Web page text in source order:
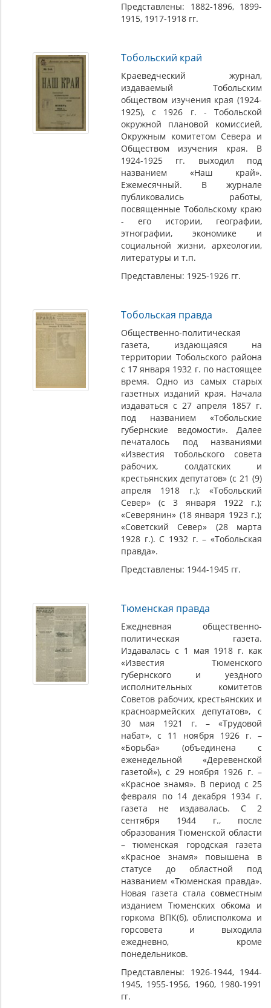
Представлены: 1882-1896, 1899-
1915, 1917-1918 гг.
Тобольский край
Краеведческий журнал,
издаваемый Тобольским
обществом изучения края (1924-
1925), с 1926 г. - Тобольской
окружной плановой комиссией,
Окружным комитетом Севера и
Обществом изучения края. В
1924-1925 гг. выходил под
названием «Наш край».
Ежемесячный. В журнале
публиковались работы,
посвященные Тобольскому краю
- его истории, географии,
этнографии, экономике и
социальной жизни, археологии,
литературы и т.п.
Представлены: 1925-1926 гг.
Тобольская правда
Общественно-политическая
газета, издающаяся на
территории Тобольского района
с 17 января 1932 г. по настоящее
время. Одно из самых старых
газетных изданий края. Начала
издаваться с 27 апреля 1857 г.
под названием «Тобольские
губернские ведомости». Далее
печаталось под названиями
«Известия тобольского совета
рабочих, солдатских и
крестьянских депутатов» (с 21 (9)
апреля 1918 г.); «Тобольский
Север» (с 3 января 1922 г.);
«Северянин» (18 января 1923 г.);
«Советский Север» (28 марта
1928 г.). С 1932 г. – «Тобольская
правда».
Представлены: 1944-1945 гг.
Тюменская правда
Ежедневная общественно-
политическая газета.
Издавалась с 1 мая 1918 г. как
«Известия Тюменского
губернского и уездного
исполнительных комитетов
Советов рабочих, крестьянских и
красноармейских депутатов», с
30 мая 1921 г. – «Трудовой
набат», с 11 ноября 1926 г. –
«Борьба» (объединена с
еженедельной «Деревенской
газетой»), с 29 ноября 1926 г. –
«Красное знамя». В период с 25
февраля по 14 декабря 1934 г.
газета не издавалась. С 2
сентября 1944 г., после
образования Тюменской области
– тюменская городская газета
«Красное знамя» повышена в
статусе до областной под
названием «Тюменская правда».
Новая газета стала совместным
изданием Тюменских обкома и
горкома ВПК(б), облисполкома и
горсовета и выходила
ежедневно, кроме
понедельников.
Представлены: 1926-1944, 1944-
1945, 1955-1956, 1960, 1980-1991
гг.